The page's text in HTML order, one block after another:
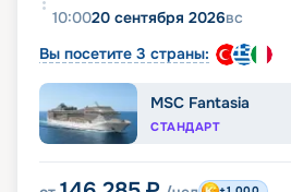
10:0020 сентября 2026вс
Вы посетите 3 страны:
MSC Fantasia
СТАНДАРТ